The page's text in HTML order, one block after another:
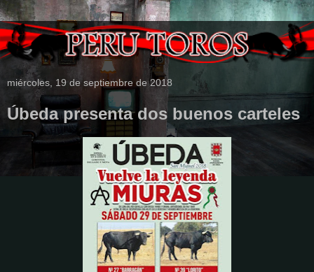
miércoles, 19 de septiembre de 2018
Úbeda presenta dos buenos carteles